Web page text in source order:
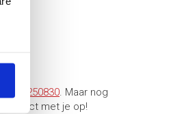
250830. Maar nog
contact met je op!